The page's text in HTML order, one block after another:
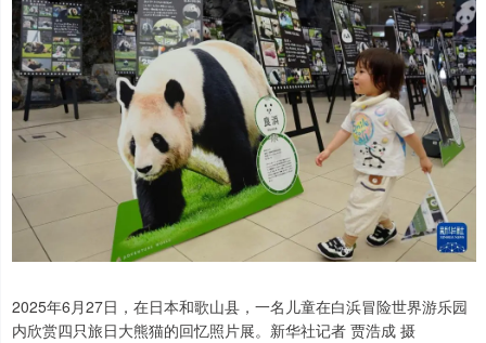
2025年6月27日，在日本和歌山县，一名儿童在白浜冒险世界游乐园
内欣赏四只旅日大熊猫的回忆照片展。新华社记者 贾浩成 摄